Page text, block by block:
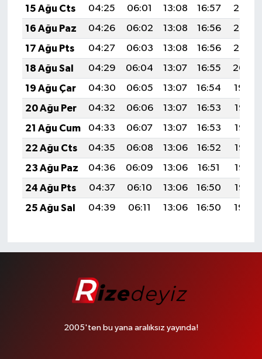
15 Ağu Cts
04:25 06:01 13:08 16:57
20:05
16 Ağu Paz
04:26 06:02 13:08 16:56
20:03
17 Ağu Pts
04:27 06:03 13:08 16:56
20:02
18 Ağu Sal
04:29 06:04 13:07 16:55
20:00
19 Ağu Çar
04:30 06:05 13:07 16:54
19:59
20 Ağu Per
04:32 06:06 13:07 16:53
19:58
21 Ağu Cum
04:33 06:07 13:07 16:53
19:56
22 Ağu Cts
04:35 06:08 13:06 16:52
19:55
23 Ağu Paz
04:36 06:09 13:06 16:51
19:53
24 Ağu Pts
04:37 06:10 13:06 16:50
19:52
25 Ağu Sal
04:39 06:11 13:06 16:50 19:50
2005'ten bu yana aralıksız yayında!